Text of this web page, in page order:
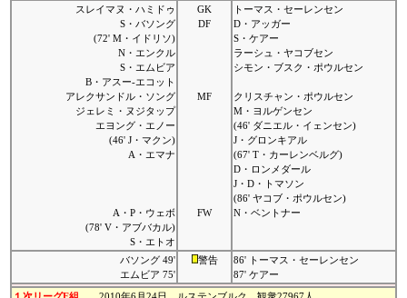
スレイマヌ・ハミドゥ
S・バソング
(72' M・イドリソ)
N・エンクル
S・エムビア
B・アスー-エコット
アレクサンドル・ソング
ジェレミ・ヌジタップ
エヨング・エノー
(46' J・マクン)
A・エマナ
A・P・ウェボ
(78' V・アブバカル)
S・エトオ
GK
DF
MF
FW
トーマス・セーレンセン
D・アッガー
S・ケアー
ラーシュ・ヤコブセン
シモン・ブスク・ポウルセン
クリスチャン・ポウルセン
M・ヨルゲンセン
(46' ダニエル・イェンセン)
J・グロンキアル
(67' T・カーレンベルグ)
D・ロンメダール
J・D・トマソン
(86' ヤコブ・ポウルセン)
N・ベントナー
バソング 49'
エムビア 75'
警告
86' トーマス・セーレンセン
87' ケアー